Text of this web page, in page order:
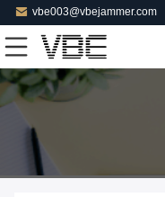
vbe003@vbejammer.com